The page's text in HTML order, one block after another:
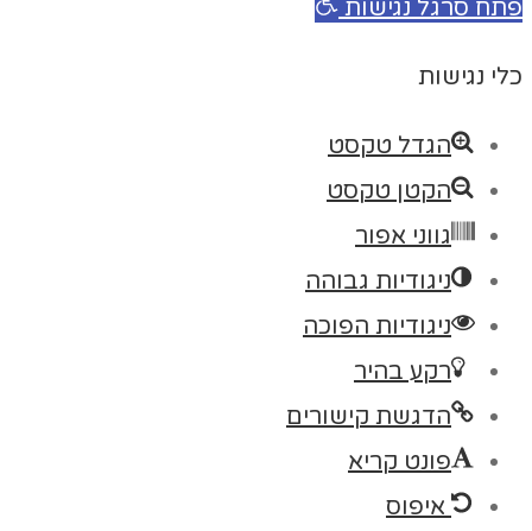
פתח סרגל נגישות
כלי נגישות
הגדל טקסט
הקטן טקסט
גווני אפור
ניגודיות גבוהה
ניגודיות הפוכה
רקע בהיר
הדגשת קישורים
פונט קריא
איפוס